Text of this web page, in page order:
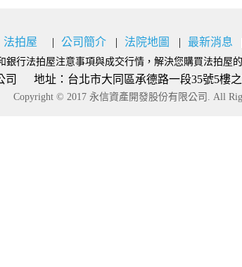
法拍屋 公司簡介 法院地圖 最新消息
銀行法拍屋注意事項與成交行情，解決您購買法拍屋
司 地址：台北市大同區承德路一段35號5樓
Copyright © 2017 永信資產開發股份有限公司. All